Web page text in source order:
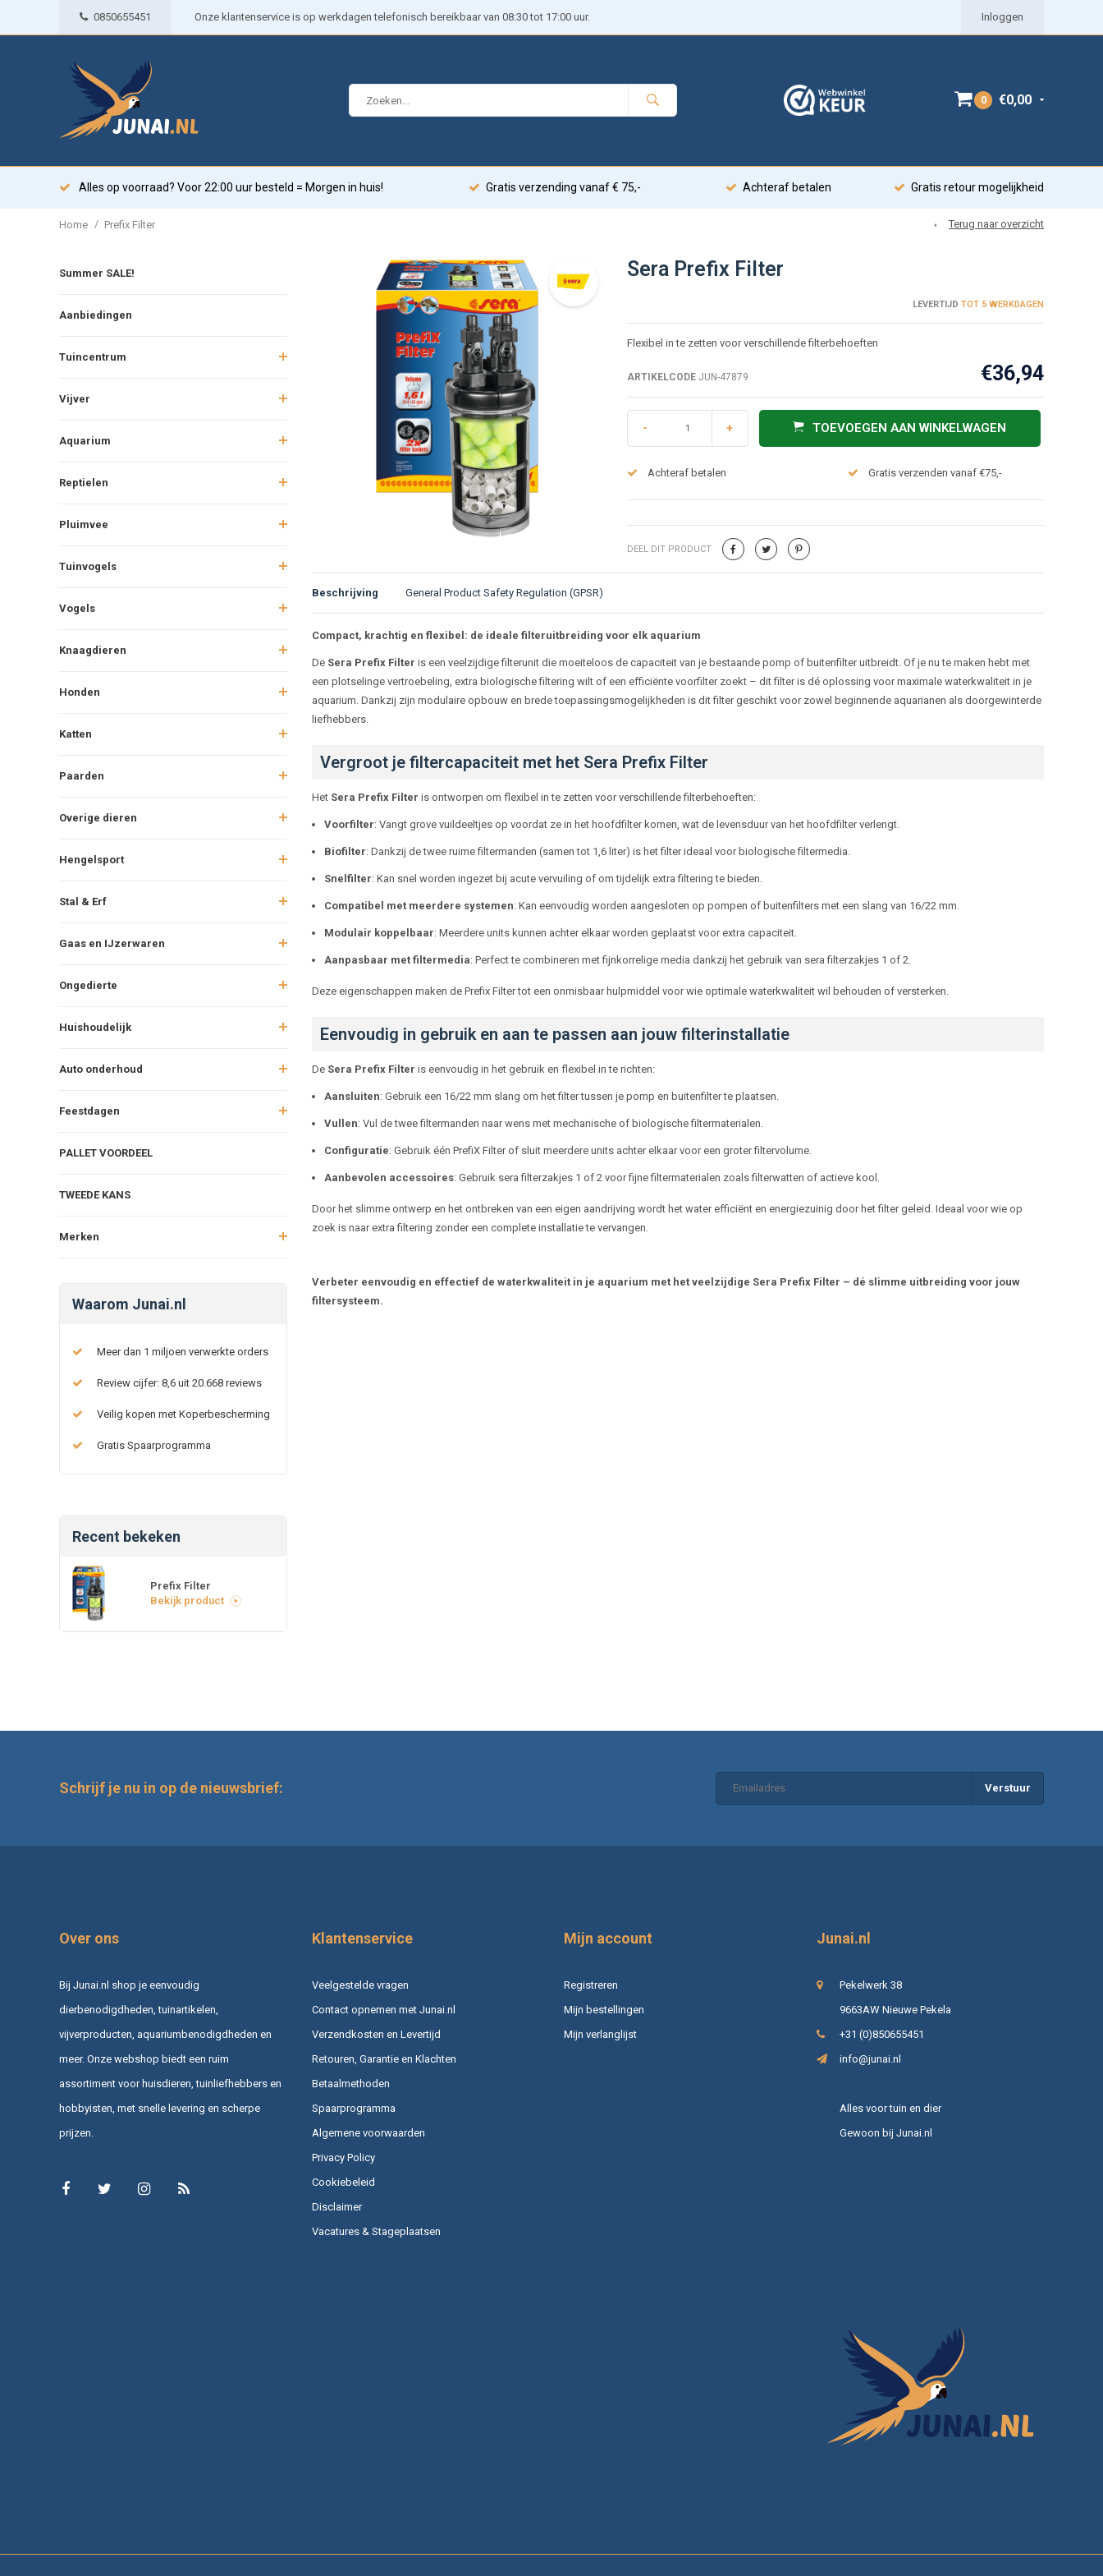
0850655451 Onze klantenservice is op werkdagen telefonisch bereikbaar van 08:30 tot 17:00 uur. Inloggen
0 €0,00
Alles op voorraad? Voor 22:00 uur besteld = Morgen in huis! Gratis verzending vanaf € 75,- Achteraf betalen Gratis retour mogelijkheid
Home / Prefix Filter Terug naar overzicht
Summer SALE!
Aanbiedingen
Tuincentrum
Vijver
Aquarium
Reptielen
Pluimvee
Tuinvogels
Vogels
Knaagdieren
Honden
Katten
Paarden
Overige dieren
Hengelsport
Stal & Erf
Gaas en IJzerwaren
Ongedierte
Huishoudelijk
Auto onderhoud
Feestdagen
PALLET VOORDEEL
TWEEDE KANS
Merken
Waarom Junai.nl
Meer dan 1 miljoen verwerkte orders
Review cijfer: 8,6 uit 20.668 reviews
Veilig kopen met Koperbescherming
Gratis Spaarprogramma
Recent bekeken
Prefix Filter
Bekijk product
Sera Prefix Filter
LEVERTIJD TOT 5 WERKDAGEN
Flexibel in te zetten voor verschillende filterbehoeften
ARTIKELCODEJUN-47879 €36,94
- + TOEVOEGEN AAN WINKELWAGEN
Achteraf betalen Gratis verzenden vanaf €75,-
DEEL DIT PRODUCT
Beschrijving General Product Safety Regulation (GPSR)
Beschrijving
Compact, krachtig en flexibel: de ideale filteruitbreiding voor elk aquarium
De Sera Prefix Filter is een veelzijdige filterunit die moeiteloos de capaciteit van je bestaande pomp of buitenfilter uitbreidt. Of je nu te maken hebt met
een plotselinge vertroebeling, extra biologische filtering wilt of een efficiënte voorfilter zoekt – dit filter is dé oplossing voor maximale waterkwaliteit in je
aquarium. Dankzij zijn modulaire opbouw en brede toepassingsmogelijkheden is dit filter geschikt voor zowel beginnende aquarianen als doorgewinterde
liefhebbers.
Vergroot je filtercapaciteit met het Sera Prefix Filter
Het Sera Prefix Filter is ontworpen om flexibel in te zetten voor verschillende filterbehoeften:
Voorfilter: Vangt grove vuildeeltjes op voordat ze in het hoofdfilter komen, wat de levensduur van het hoofdfilter verlengt.
Biofilter: Dankzij de twee ruime filtermanden (samen tot 1,6 liter) is het filter ideaal voor biologische filtermedia.
Snelfilter: Kan snel worden ingezet bij acute vervuiling of om tijdelijk extra filtering te bieden.
Compatibel met meerdere systemen: Kan eenvoudig worden aangesloten op pompen of buitenfilters met een slang van 16/22 mm.
Modulair koppelbaar: Meerdere units kunnen achter elkaar worden geplaatst voor extra capaciteit.
Aanpasbaar met filtermedia: Perfect te combineren met fijnkorrelige media dankzij het gebruik van sera filterzakjes 1 of 2.
Deze eigenschappen maken de Prefix Filter tot een onmisbaar hulpmiddel voor wie optimale waterkwaliteit wil behouden of versterken.
Eenvoudig in gebruik en aan te passen aan jouw filterinstallatie
De Sera Prefix Filter is eenvoudig in het gebruik en flexibel in te richten:
Aansluiten: Gebruik een 16/22 mm slang om het filter tussen je pomp en buitenfilter te plaatsen.
Vullen: Vul de twee filtermanden naar wens met mechanische of biologische filtermaterialen.
Configuratie: Gebruik één PrefiX Filter of sluit meerdere units achter elkaar voor een groter filtervolume.
Aanbevolen accessoires: Gebruik sera filterzakjes 1 of 2 voor fijne filtermaterialen zoals filterwatten of actieve kool.
Door het slimme ontwerp en het ontbreken van een eigen aandrijving wordt het water efficiënt en energiezuinig door het filter geleid. Ideaal voor wie op
zoek is naar extra filtering zonder een complete installatie te vervangen.
Verbeter eenvoudig en effectief de waterkwaliteit in je aquarium met het veelzijdige Sera Prefix Filter – dé slimme uitbreiding voor jouw
filtersysteem.
Schrijf je nu in op de nieuwsbrief: Verstuur
Over ons
Bij Junai.nl shop je eenvoudig
dierbenodigdheden, tuinartikelen,
vijverproducten, aquariumbenodigdheden en
meer. Onze webshop biedt een ruim
assortiment voor huisdieren, tuinliefhebbers en
hobbyisten, met snelle levering en scherpe
prijzen.
Klantenservice
Veelgestelde vragen
Contact opnemen met Junai.nl
Verzendkosten en Levertijd
Retouren, Garantie en Klachten
Betaalmethoden
Spaarprogramma
Algemene voorwaarden
Privacy Policy
Cookiebeleid
Disclaimer
Vacatures & Stageplaatsen
Mijn account
Registreren
Mijn bestellingen
Mijn verlanglijst
Junai.nl
Pekelwerk 38
9663AW Nieuwe Pekela
+31 (0)850655451
info@junai.nl
Alles voor tuin en dier
Gewoon bij Junai.nl